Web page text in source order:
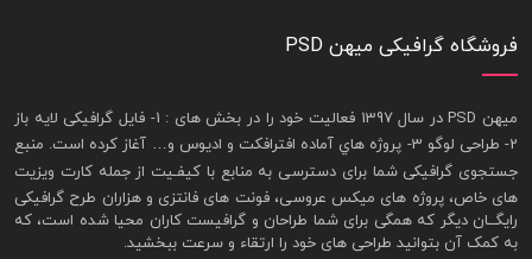
فروشگاه گرافیکی میهن PSD
ميهن PSD در سال 1397 فعاليت خود را در بخش های : 1-
فايل گرافيکی لايه باز
2- طراحی لوگو 3- پروژه هاي آماده افترافکت و اديوس و… آغاز کرده است. منبع
جستجوی گرافيکی شما برای دسترسی به منابع با کيفـيت از جملهکارت ويزيت
های خاص، پروژه های ميکس عروسی، فونت های فانتزی و هزاران طرح گرافیکی
رايگــان ديگر که همگی برای شما طراحان و گرافيست کاران محيا شده است، که
به کمک آن بتوانيد طراحی های خود را ارتقاء و سرعت ببخشيد.